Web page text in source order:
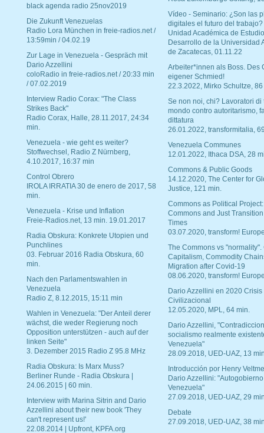
black agenda radio 25nov2019
Die Zukunft Venezuelas
Radio Lora München in freie-radios.net /
13:59min / 04.02.19
Zur Lage in Venezuela - Gespräch mit
Dario Azzellini
coloRadio in freie-radios.net / 20:33 min
/ 07.02.2019
Interview Radio Corax: "The Class
Strikes Back"
Radio Corax, Halle, 28.11.2017, 24:34
min.
Venezuela - wie geht es weiter?
Stoffwechsel, Radio Z Nürnberg,
4.10.2017, 16:37 min
Control Obrero
IROLA IRRATIA 30 de enero de 2017, 58
min.
Venezuela - Krise und Inflation
Freie-Radios.net, 13 min. 19.01.2017
Radia Obskura: Konkrete Utopien und
Punchlines
03. Februar 2016 Radia Obskura, 60
min.
Nach den Parlamentswahlen in
Venezuela
Radio Z, 8.12.2015, 15:11 min
Wahlen in Venezuela: "Der Anteil derer
wächst, die weder Regierung noch
Opposition unterstützen - auch auf der
linken Seite"
3. Dezember 2015 Radio Z 95.8 MHz
Radia Obskura: Is Marx Muss?
Berliner Runde - Radia Obskura |
24.06.2015 | 60 min.
Interview with Marina Sitrin and Dario
Azzellini about their new book 'They
can't represent us!'
22.08.2014 | Upfront, KPFA.org
Vídeo - Seminario: ¿Son las
digitales el futuro del trabajo?
Unidad Académica de
Desarrollo de la Universidad
de Zacatecas, 01.11.22
Arbeiter*innen als Boss. Des
eigener Schmied!
22.3.2022, Mirko Schultze, 86
Se non noi, chi? Lavoratori di
mondo contro autoritarismo,
dittatura
26.01.2022, transformitalia,
Venezuela Communes
12.01.2022, Ithaca DSA, 28
Commons & Public Goods
14.12.2020, The Center for
Justice, 121 min.
Commons as Political Project:
Commons and Just
Times
03.07.2020, transform!
The Commons vs "normality".
Capitalism, Commodity
Migration after Covid-19
08.06.2020, transform!
Dario Azzellini en 2020 Crisis
Civilizacional
12.05.2020, MPL, 64 min.
Dario Azzellini,
socialismo realmente
Venezuela"
28.09.2018, UED-UAZ, 13
Introducción por Henry
Dario Azzellini:
Venezuela"
27.09.2018, UED-UAZ, 29
Debate
27.09.2018, UED-UAZ, 38